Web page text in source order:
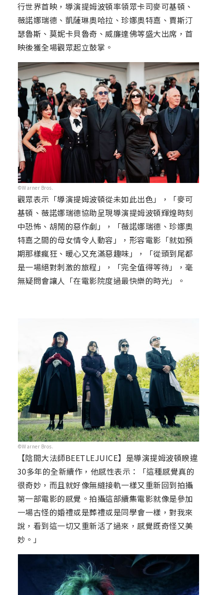
行世界首映，導演提姆波頓率領眾卡司麥可基頓、
薇諾娜瑞德、凱薩琳奧哈拉、珍娜奧特嘉、賈斯汀
瑟魯斯、莫妮卡貝魯奇、威廉達佛等盛大出席，首
映後獲全場觀眾起立鼓掌。
©Warner Bros.
觀眾表示「導演提姆波頓從未如此出色」，「麥可
基頓、薇諾娜瑞德協助呈現導演提姆波頓輝煌時刻
中恐怖、胡鬧的惡作劇」，「薇諾娜瑞德、珍娜奧
特嘉之間的母女情令人動容」，形容電影「就如預
期那樣瘋狂、暖心又充滿惡趣味」，「從頭到尾都
是一場絕對刺激的旅程」，「完全值得等待」，毫
無疑問會讓人「在電影院度過最快樂的時光」。
©Warner Bros.
【陰間大法師BEETLEJUICE】是導演提姆波頓睽違
30多年的全新續作，他感性表示：「這種感覺真的
很奇妙，而且就好像無縫接軌一樣又重新回到拍攝
第一部電影的感覺。拍攝這部續集電影就像是參加
一場古怪的婚禮或是葬禮或是同學會一樣，對我來
說，看到這一切又重新活了過來，感覺既奇怪又美
妙。」